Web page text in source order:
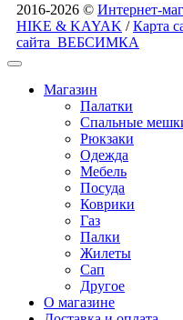
2016-2026 © Интернет-
HIKE & KAYAK /Карта
сайта ВЕБСИМКА
Магазин
Палатки
Спальные
Рюкзаки
Одежда
Мебель
Посуда
Коврики
Газ
Палки
Жилеты
Сап
Другое
О магазине